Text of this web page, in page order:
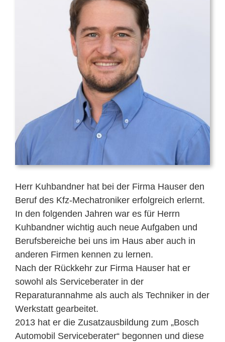
Technische Infos
Kontakt & Anfahrt
Herr Kuhbandner hat bei der Firma Hauser den
Beruf des Kfz-Mechatroniker erfolgreich erlernt.
In den folgenden Jahren war es für Herrn
Kuhbandner wichtig auch neue Aufgaben und
Berufsbereiche bei uns im Haus aber auch in
anderen Firmen kennen zu lernen.
Nach der Rückkehr zur Firma Hauser hat er
sowohl als Serviceberater in der
Reparaturannahme als auch als Techniker in der
Werkstatt gearbeitet.
2013 hat er die Zusatzausbildung zum „Bosch
Automobil Serviceberater“ begonnen und diese